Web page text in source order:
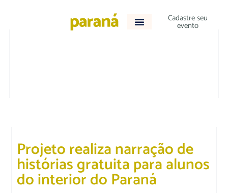
Cadastre seu
evento
Projeto realiza narração de
histórias gratuita para alunos
do interior do Paraná